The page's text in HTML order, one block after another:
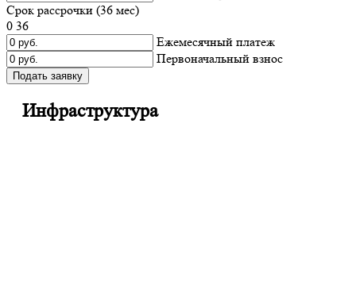
Срок рассрочки (36 мес)
0 36
Ежемесячный платеж
Первоначальный взнос
Подать заявку
Инфраструктура